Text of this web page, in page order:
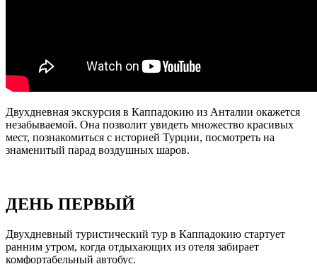
Двухдневная экскурсия в Каппадокию из Анталии окажется
незабываемой. Она позволит увидеть множество красивых
мест, познакомиться с историей Турции, посмотреть на
знаменитый парад воздушных шаров.
ДЕНЬ ПЕРВЫЙ
Двухдневный туристический тур в Каппадокию стартует
ранним утром, когда отдыхающих из отеля забирает
комфортабельный автобус.